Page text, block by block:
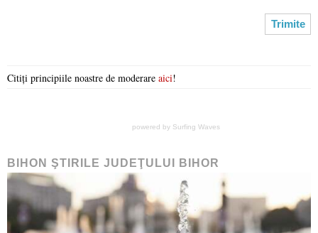
Citiți principiile noastre de moderare aici!
powered by Surfing Waves
BIHON ŞTIRILE JUDEŢULUI BIHOR